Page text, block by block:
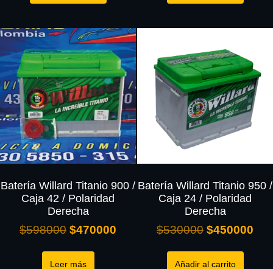
Batería Willard Titanio 900 /
Caja 42 / Polaridad
Derecha
$598000 $470000
Leer más
Batería Willard Titanio 950 /
Caja 24 / Polaridad
Derecha
$530000 $450000
Añadir al carrito